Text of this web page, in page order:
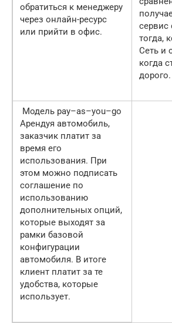
обратиться к менеджеру
через онлайн-ресурс
или прийти в офис.
сервис
тогда,
Сеть и
когда
дорого.
Модель pay–as–you–go
Арендуя автомобиль,
заказчик платит за
время его
использования. При
этом можно подписать
соглашение по
использованию
дополнительных опций,
которые выходят за
рамки базовой
конфигурации
автомобиля. В итоге
клиент платит за те
удобства, которые
использует.